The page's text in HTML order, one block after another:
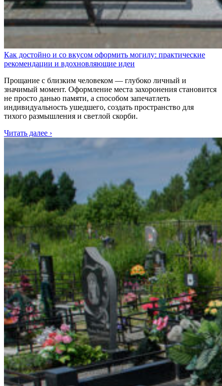
Как достойно и со вкусом оформить могилу: практические
рекомендации и вдохновляющие идеи
Прощание с близким человеком — глубоко личный и
значимый момент. Оформление места захоронения становится
не просто данью памяти, а способом запечатлеть
индивидуальность ушедшего, создать пространство для
тихого размышления и светлой скорби.
Читать далее ›